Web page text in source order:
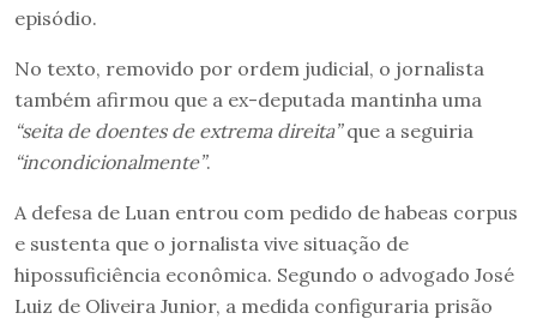
episódio.
No texto, removido por ordem judicial, o jornalista
também afirmou que a ex-deputada mantinha uma
“seita de doentes de extrema direita”que a seguiria
“incondicionalmente”.
A defesa de Luan entrou com pedido de habeas corpus
e sustenta que o jornalista vive situação de
hipossuficiência econômica. Segundo o advogado José
Luiz de Oliveira Junior, a medida configuraria prisão